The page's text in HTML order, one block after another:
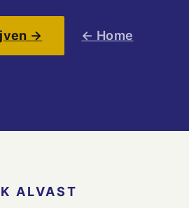
→ ← Home
ALVAST